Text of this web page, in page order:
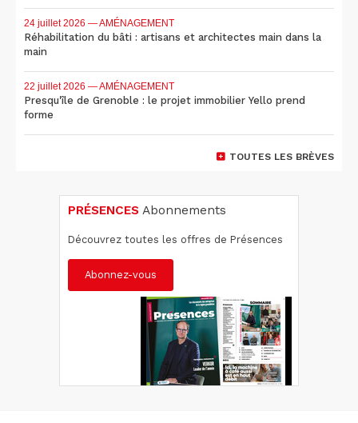
24 juillet 2026 — AMÉNAGEMENT
Réhabilitation du bâti : artisans et architectes main dans la
main
22 juillet 2026 — AMÉNAGEMENT
Presqu'île de Grenoble : le projet immobilier Yello prend
forme
TOUTES LES BRÈVES
PRÉSENCES Abonnements
Découvrez toutes les offres de Présences
Abonnez-vous